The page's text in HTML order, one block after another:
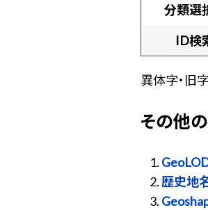
分類選
ID検
異体字・旧
その他
歴史地